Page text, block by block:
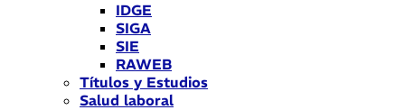
IDGE
SIGA
SIE
RAWEB
Títulos y Estudios
Salud laboral